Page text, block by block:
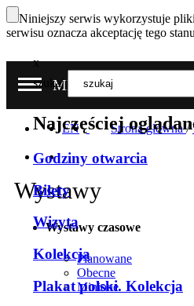
Niniejszy serwis wykorzystuje
serwisu oznacza akceptację tego
MENU
x
szukaj
Najczęściej
Godziny otwarcia
Bilety
Wizyta
Kolekcja
Plakat polski. Kolekcja
EN Strona główna/
Wystawy
Wystawy czasowe
Planowane
Obecne
Minione